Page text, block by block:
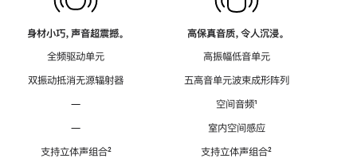
身材小巧，声音超震撼。
全频驱动单元
双振动抵消无源辐射器
—
—
支持立体声组合脚
²
高保真音质，令人沉浸。
高振幅低音单元
五高音单元波束成形阵列
空间音频脚
¹
室内空间感应
支持立体声组合脚
²